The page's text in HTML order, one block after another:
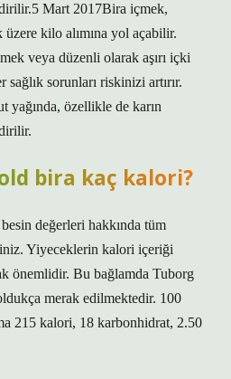
Mart 2017Bira içmek,
kilo alımına yol açabilir.
veya düzenli olarak aşırı içki
sorunları riskinizi artırır.
özellikle de karın
bira kaç kalori?
değerleri hakkında tüm
Yiyeceklerin kalori içeriği
önemlidir. Bu bağlamda Tuborg
merak edilmektedir. 100
215 kalori, 18 karbonhidrat, 2.50